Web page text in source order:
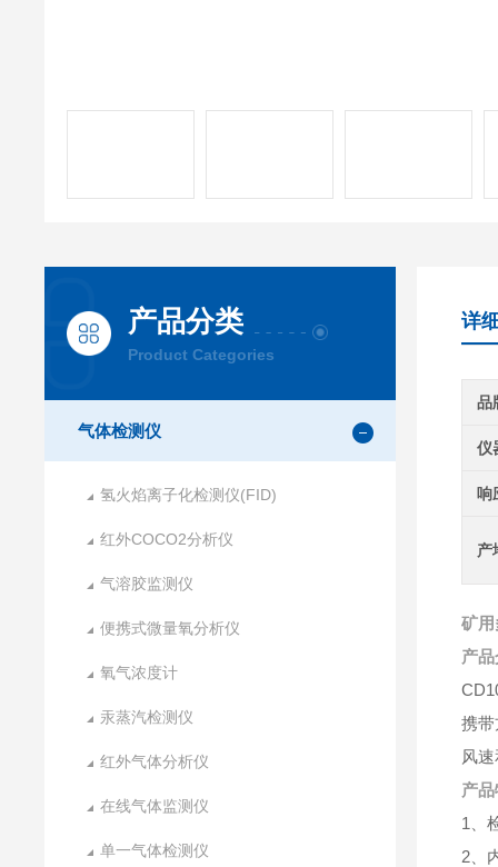
产品分类
Product Categories
气体检测仪
氢火焰离子化检测仪(FID)
红外COCO2分析仪
气溶胶监测仪
便携式微量氧分析仪
氧气浓度计
汞蒸汽检测仪
红外气体分析仪
在线气体监测仪
单一气体检测仪
详
品
仪
响
产
矿
产
携
风
产
1、
2、